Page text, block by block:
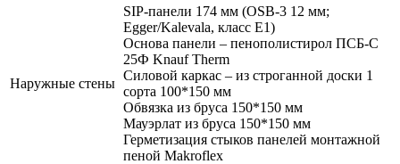
Наружные стены
SIP-панели 174 мм (OSB-3 12 мм;
Egger/Kalevala, класс Е1)
Основа панели – пенополистирол ПСБ-С
25Ф Knauf Therm
Силовой каркас – из строганной доски 1
сорта 100*150 мм
Обвязка из бруса 150*150 мм
Мауэрлат из бруса 150*150 мм
Герметизация стыков панелей монтажной
пеной Makroflex